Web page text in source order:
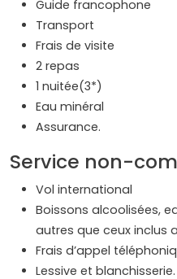
Guide francophone
Transport
Frais de visite
2 repas
1 nuitée(3*)
Eau minéral
Assurance.
Service non-
Vol international
Boissons alcoolisées,
autres que ceux inclus
Frais d’appel
Lessive et blanchisserie.